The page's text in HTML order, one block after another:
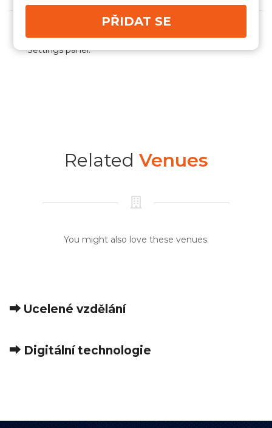
Enter your Google Map API from the Theme
Settings panel.
Related Venues
You might also love these venues.
⮕ Ucelené vzdělání
⮕ Digitální technologie
email
PŘIDAT SE